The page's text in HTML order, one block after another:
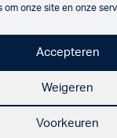
onze site en onze
Accepteren
Weigeren
Voorkeuren